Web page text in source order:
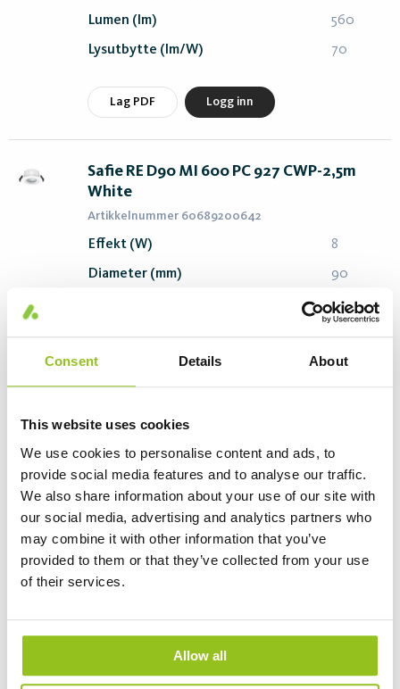
Consent Details About
This website uses cookies
We use cookies to personalise content and ads, to
provide social media features and to analyse our traffic.
We also share information about your use of our site with
our social media, advertising and analytics partners who
may combine it with other information that you’ve
provided to them or that they’ve collected from your use
of their services.
Allow all
Lumen (lm) 560
Lysutbytte (lm/W) 70
Lag PDF Logg inn
Safie RE D90 MI 600 PC 927 CWP-2,5m
White
Artikkelnummer 60689200642
Effekt (W) 8
Diameter (mm) 90
2700
Lumen (lm) 560
Lysutbytte (lm/W) 70
Safie RE D190 MI 2000 DALI 930 White
Cable 2,5m 2x0,75mm² HF for DALI CWP
Artikkelnummer 60629302020
Effekt (W) 15
Diameter (mm)
Fargetemperatur (K) 3000
Lysutbytte (lm/W) 126